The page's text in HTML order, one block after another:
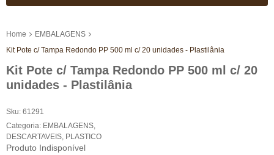
Home
EMBALAGENS
Kit Pote c/ Tampa Redondo PP 500 ml c/ 20 unidades - Plastilânia
Kit Pote c/ Tampa Redondo PP 500 ml c/ 20
unidades - Plastilânia
Sku: 61291
Categoria: EMBALAGENS
DESCARTAVEIS PLASTICO
Produto Indisponível